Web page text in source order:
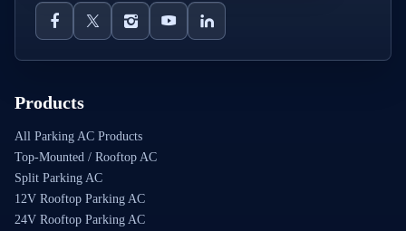
Products
All Parking AC Products
Top-Mounted / Rooftop AC
Split Parking AC
12V Rooftop Parking AC
24V Rooftop Parking AC